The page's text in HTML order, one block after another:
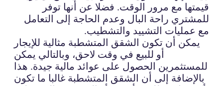
قيمتها مع مرور الوقت. فضلا عن أنها توفر
للمشتري راحة البال وعدم الحاجة إلى التعامل
مع عمليات التشييد والتشطيب.
يمكن أن تكون الشقق المتشطبة مثالية للإيجار
أو للبيع في وقت لاحق، وبالتالي يمكن
للمستثمرين الحصول على عوائد مالية جيدة. هذا
بالإضافة إلى أن الشقق المتشطبة غالبا ما تكون